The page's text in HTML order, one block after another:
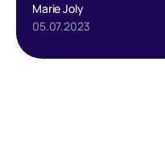
Marie Joly
05.07.2023